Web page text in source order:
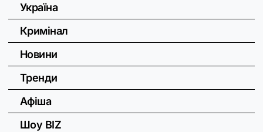
Україна
Кримінал
Новини
Тренди
Афіша
Шоу BIZ